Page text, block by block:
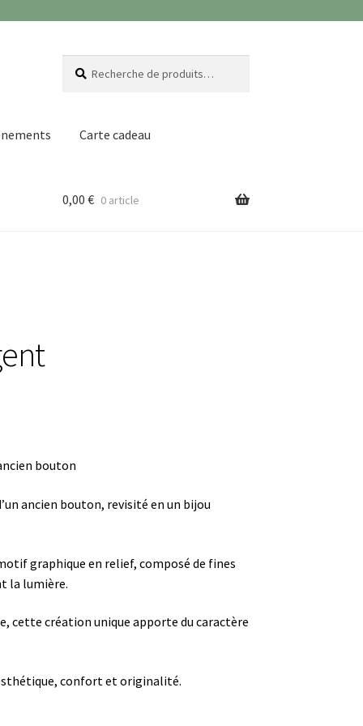
pour :
Carte cadeau
0,00 € 0 article
bouton
ancien bouton, revisité en un bijou
graphique en relief, composé de fines
la lumière.
cette création unique apporte du caractère
confort et originalité.